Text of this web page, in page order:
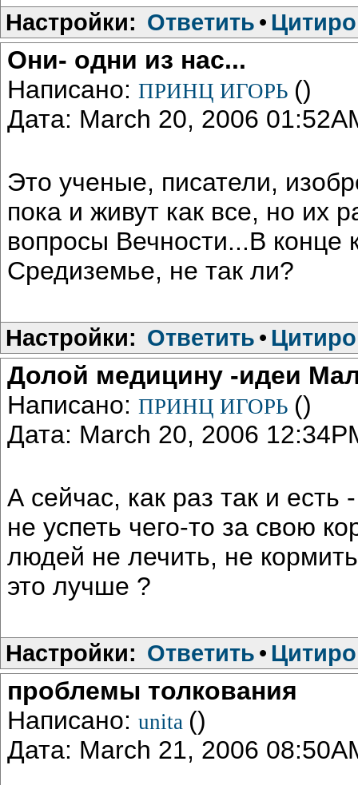
Настройки: Ответить •
Они- одни из нас...
Написано: ПРИНЦ ИГОРЬ ()
Дата: March 20, 2006
Это ученые, писатели,
пока и живут как все, но их
вопросы Вечности...В конце
Средиземье, не так ли?
Настройки: Ответить •
Долой медицину -идеи
Написано: ПРИНЦ ИГОРЬ ()
Дата: March 20, 2006
А сейчас, как раз так и есть
не успеть чего-то за свою
людей не лечить, не
это лучше ?
Настройки: Ответить •
проблемы толкования
Написано: unita ()
Дата: March 21, 2006